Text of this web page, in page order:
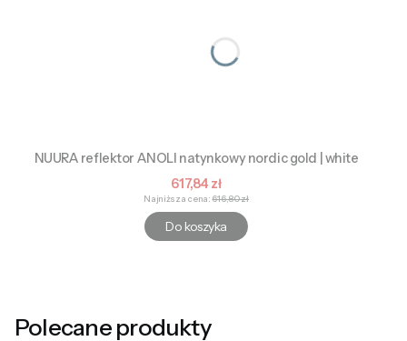
NUURA reflektor ANOLI natynkowy nordic gold | white
Cena promocyjna
617,84 zł
Najniższa cena: 616,80 zł
Do koszyka
Polecane produkty